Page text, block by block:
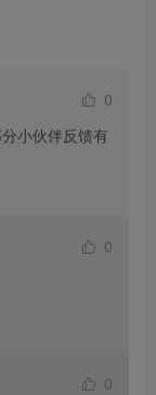
0
小伙伴反馈有
0
0